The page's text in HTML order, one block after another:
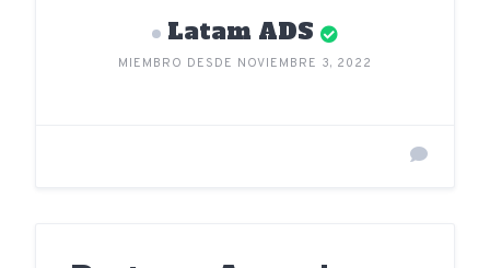
Latam ADS
MIEMBRO DESDE NOVIEMBRE 3, 2022